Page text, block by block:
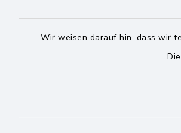
Wir weisen darauf hin, dass wir